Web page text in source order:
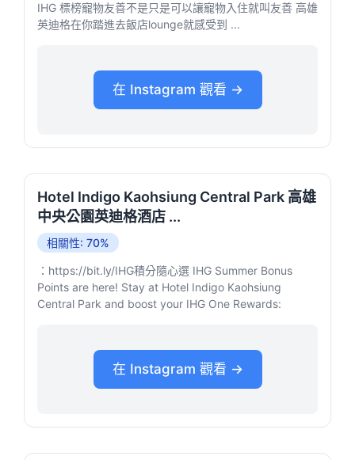
IHG 標榜寵物友善不是只是可以讓寵物入住就叫友善 高雄
英迪格在你踏進去飯店lounge就感受到 ...
在 Instagram 觀看 →
Hotel Indigo Kaohsiung Central Park 高雄
中央公園英迪格酒店 ...
相關性: 70%
：https://bit.ly/IHG積分隨心選 IHG Summer Bonus
Points are here! Stay at Hotel Indigo Kaohsiung
Central Park and boost your IHG One Rewards:
在 Instagram 觀看 →